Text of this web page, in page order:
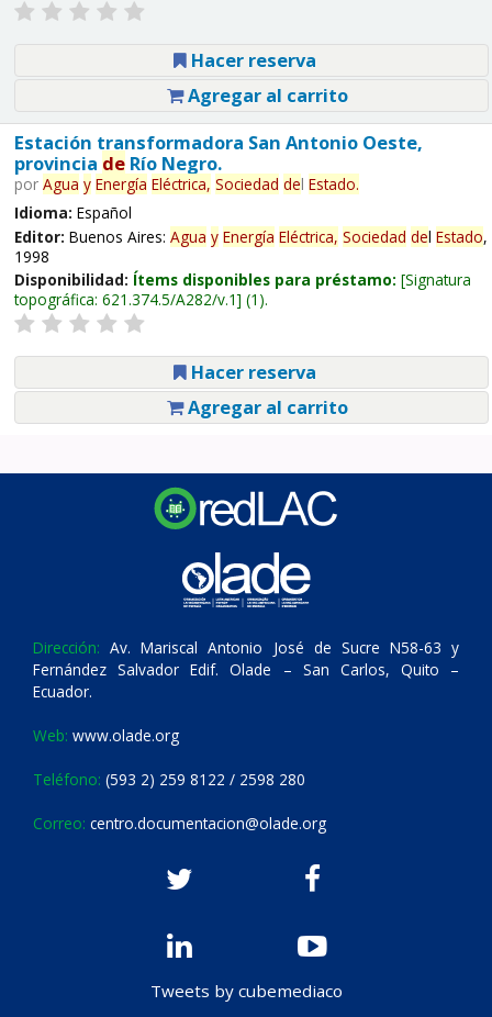
Hacer reserva
Agregar al carrito
Estación transformadora San Antonio Oeste,
provincia deRío Negro.
por Agua y Energía Eléctrica, Sociedad del Estado.
Idioma: Español
Editor: Buenos Aires: Agua y Energía Eléctrica, Sociedad del Estado,
1998
Disponibilidad: Ítems disponibles para préstamo: Signatura
topográfica: 621.374.5/A282/v.1 (1).
Hacer reserva
Agregar al carrito
Dirección: Av. Mariscal Antonio José de Sucre N58-63 y
Fernández Salvador Edif. Olade – San Carlos, Quito –
Ecuador.
Web: www.olade.org
Teléfono: (593 2) 259 8122 / 2598 280
Correo: centro.documentacion@olade.org
Tweets by cubemediaco